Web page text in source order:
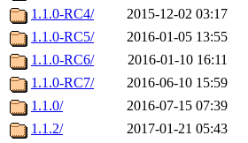
1.1.0-RC4/
2015-12-02 03:17
1.1.0-RC5/
2016-01-05 13:55
1.1.0-RC6/
2016-01-10 16:11
1.1.0-RC7/
2016-06-10 15:59
1.1.0/
2016-07-15 07:39
1.1.2/
2017-01-21 05:43